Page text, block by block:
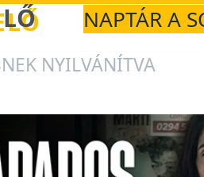
NAPTÁR A
NYILVÁNÍTVA